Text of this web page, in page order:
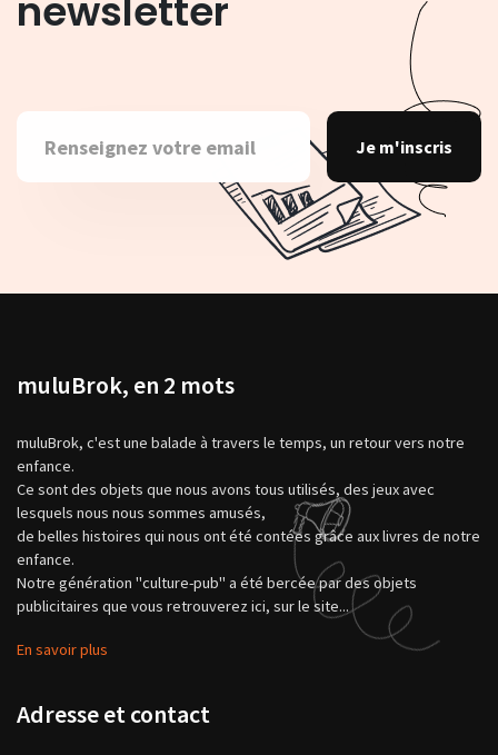
newsletter
Je m'inscris
muluBrok, en 2 mots
muluBrok, c'est une balade à travers le temps, un retour vers notre
enfance.
Ce sont des objets que nous avons tous utilisés, des jeux avec
lesquels nous nous sommes amusés,
de belles histoires qui nous ont été contées grâce aux livres de notre
enfance.
Notre génération "culture-pub" a été bercée par des objets
publicitaires que vous retrouverez ici, sur le site...
En savoir plus
Adresse et contact